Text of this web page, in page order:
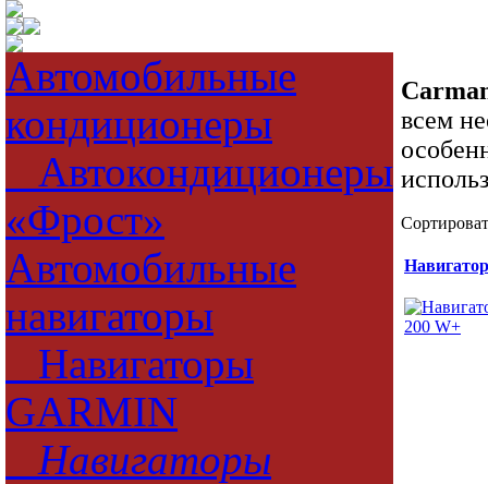
Автомобильные
кондиционеры
Автокондиционеры
«Фрост»
Автомобильные
навигаторы
Навигаторы
GARMIN
Навигаторы
всем